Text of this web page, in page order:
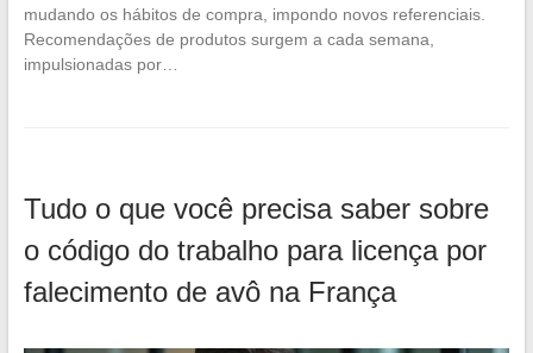
mudando os hábitos de compra, impondo novos referenciais.
Recomendações de produtos surgem a cada semana,
impulsionadas por…
Tudo o que você precisa saber sobre
o código do trabalho para licença por
falecimento de avô na França